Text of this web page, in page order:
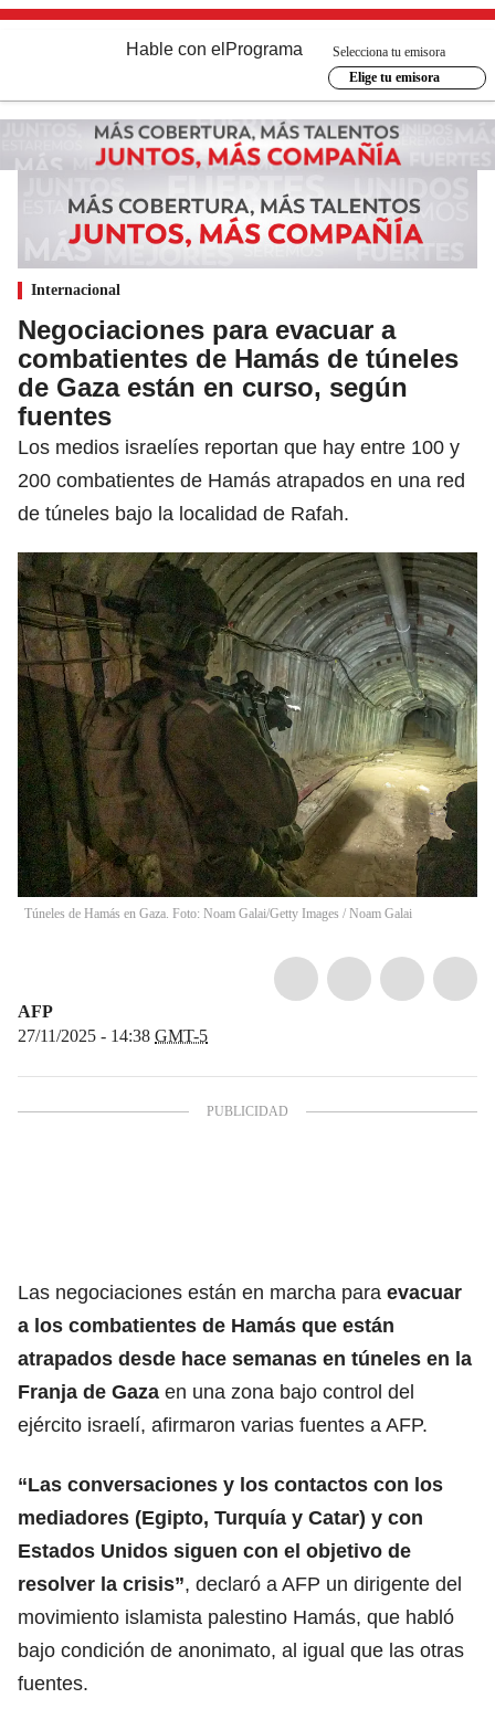
Hable con el Programa
Selecciona tu emisora
Elige tu emisora
Internacional
Negociaciones para evacuar a
combatientes de Hamás de túneles
de Gaza están en curso, según
fuentes
Los medios israelíes reportan que hay entre 100 y
200 combatientes de Hamás atrapados en una red
de túneles bajo la localidad de Rafah.
Túneles de Hamás en Gaza. Foto: Noam Galai/Getty Images / Noam Galai
AFP
27/11/2025 - 14:38 GMT-5
Las negociaciones están en marcha para evacuar
a los combatientes de Hamás que están
atrapados desde hace semanas en túneles en la
Franja de Gaza en una zona bajo control del
ejército israelí, afirmaron varias fuentes a AFP.
“Las conversaciones y los contactos con los
mediadores (Egipto, Turquía y Catar) y con
Estados Unidos siguen con el objetivo de
resolver la crisis”, declaró a AFP un dirigente del
movimiento islamista palestino Hamás, que habló
bajo condición de anonimato, al igual que las otras
fuentes.